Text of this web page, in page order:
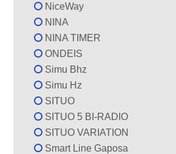
NiceWay
NINA
NINA TIMER
ONDEIS
Simu Bhz
Simu Hz
SITUO
SITUO 5 BI-RADIO
SITUO VARIATION
Smart Line Gaposa